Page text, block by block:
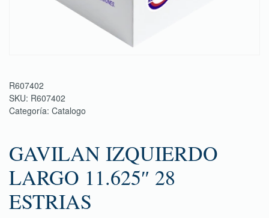
R607402
SKU: R607402
Categoría: Catalogo
GAVILAN IZQUIERDO
LARGO 11.625″ 28
ESTRIAS